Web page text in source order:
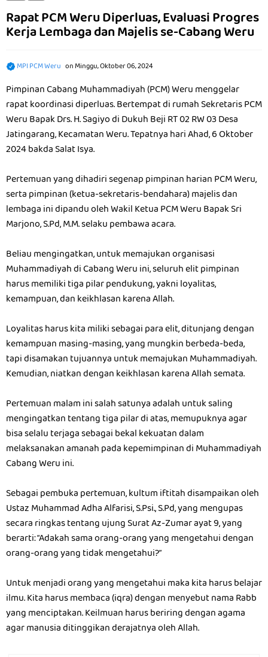
Rapat PCM Weru Diperluas, Evaluasi Progres
Kerja Lembaga dan Majelis se-Cabang Weru
MPI PCM Weru onMinggu, Oktober 06, 2024
Pimpinan Cabang Muhammadiyah (PCM) Weru menggelar
rapat koordinasi diperluas. Bertempat di rumah Sekretaris PCM
Weru Bapak Drs. H. Sagiyo di Dukuh Beji RT 02 RW 03 Desa
Jatingarang, Kecamatan Weru. Tepatnya hari Ahad, 6 Oktober
2024 bakda Salat Isya.
Pertemuan yang dihadiri segenap pimpinan harian PCM Weru,
serta pimpinan (ketua-sekretaris-bendahara) majelis dan
lembaga ini dipandu oleh Wakil Ketua PCM Weru Bapak Sri
Marjono, S.Pd, M.M. selaku pembawa acara.
Beliau mengingatkan, untuk memajukan organisasi
Muhammadiyah di Cabang Weru ini, seluruh elit pimpinan
harus memiliki tiga pilar pendukung, yakni loyalitas,
kemampuan, dan keikhlasan karena Allah.
Loyalitas harus kita miliki sebagai para elit, ditunjang dengan
kemampuan masing-masing, yang mungkin berbeda-beda,
tapi disamakan tujuannya untuk memajukan Muhammadiyah.
Kemudian, niatkan dengan keikhlasan karena Allah semata.
Pertemuan malam ini salah satunya adalah untuk saling
mengingatkan tentang tiga pilar di atas, memupuknya agar
bisa selalu terjaga sebagai bekal kekuatan dalam
melaksanakan amanah pada kepemimpinan di Muhammadiyah
Cabang Weru ini.
Sebagai pembuka pertemuan, kultum iftitah disampaikan oleh
Ustaz Muhammad Adha Alfarisi, S.Psi., S.Pd, yang mengupas
secara ringkas tentang ujung Surat Az-Zumar ayat 9, yang
berarti: “Adakah sama orang-orang yang mengetahui dengan
orang-orang yang tidak mengetahui?”
Untuk menjadi orang yang mengetahui maka kita harus belajar
ilmu. Kita harus membaca (iqra) dengan menyebut nama Rabb
yang menciptakan. Keilmuan harus beriring dengan agama
agar manusia ditinggikan derajatnya oleh Allah.